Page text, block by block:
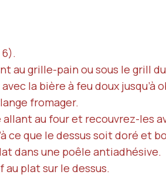
au grille-pain ou sous le grill
la bière à feu doux jusqu’à
fromager.
au four et recouvrez-les
ce que le dessus soit doré et
dans une poêle antiadhésive.
plat sur le dessus.